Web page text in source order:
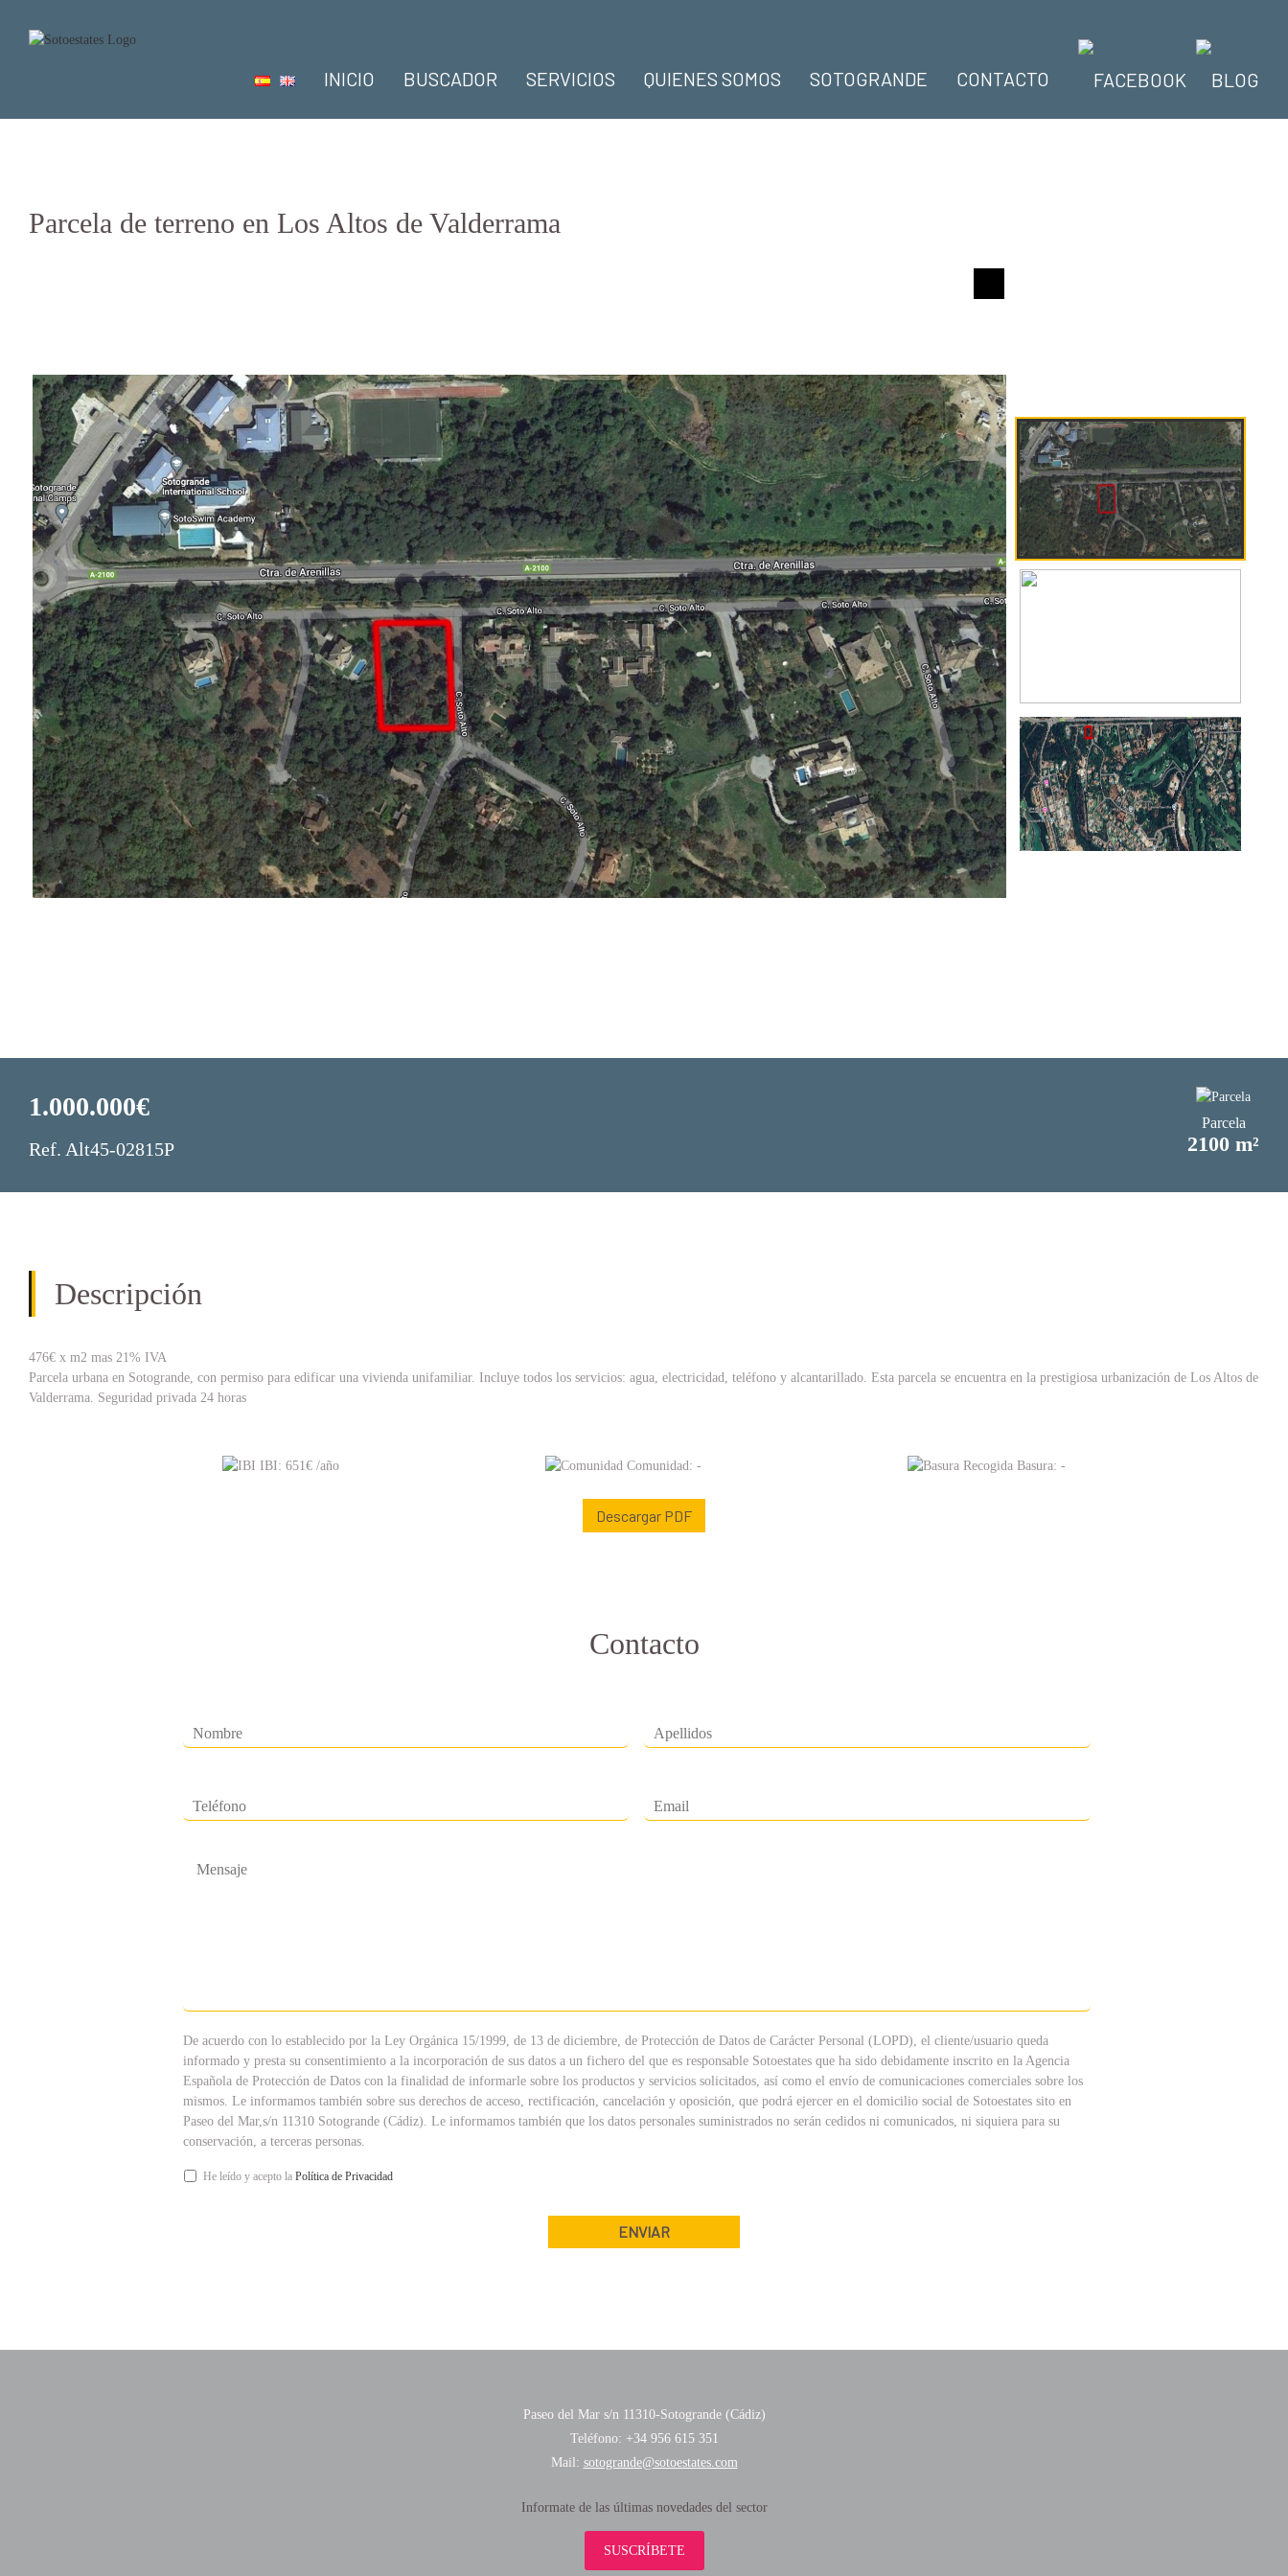
contenido
INICIO BUSCADOR SERVICIOS QUIENES SOMOS SOTOGRANDE CONTACTO
Parcela de terreno en Los Altos de Valderrama
1.000.000€
Ref. Alt45-02815P
Parcela
2100 m²
Descripción
476€ x m2 mas 21% IVA
Parcela urbana en Sotogrande, con permiso para edificar una vivienda unifamiliar. Incluye todos los servicios: agua, electricidad, teléfono y alcantarillado. Esta parcela se encuentra en la prestigiosa urbanización de Los Altos de
Valderrama. Seguridad privada 24 horas
IBI: 651€ /año Comunidad: - Recogida Basura: -
Descargar PDF
Contacto
De acuerdo con lo establecido por la Ley Orgánica 15/1999, de 13 de diciembre, de Protección de Datos de Carácter Personal (LOPD), el cliente/usuario queda
informado y presta su consentimiento a la incorporación de sus datos a un fichero del que es responsable Sotoestates que ha sido debidamente inscrito en la Agencia
Española de Protección de Datos con la finalidad de informarle sobre los productos y servicios solicitados, así como el envío de comunicaciones comerciales sobre los
mismos. Le informamos también sobre sus derechos de acceso, rectificación, cancelación y oposición, que podrá ejercer en el domicilio social de Sotoestates sito en
Paseo del Mar,s/n 11310 Sotogrande (Cádiz). Le informamos también que los datos personales suministrados no serán cedidos ni comunicados, ni siquiera para su
conservación, a terceras personas.
He leído y acepto la Política de Privacidad
Paseo del Mar s/n 11310-Sotogrande (Cádiz)
Teléfono: +34 956 615 351
Mail: sotogrande@sotoestates.com
Informate de las últimas novedades del sector
SUSCRÍBETE